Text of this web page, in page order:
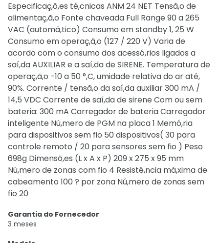
Especificaç,õ,es té,cnicas ANM 24 NET Tensã,o de
alimentaç,ã,o Fonte chaveada Full Range 90 a 265
VAC (automá,tico) Consumo em standby 1, 25 W
Consumo em operaç,ã,o (127 / 220 V) Varia de
acordo com o consumo dos acessó,rios ligados a
saí,da AUXILIAR e a saí,da de SIRENE. Temperatura de
operaç,ã,o -10 a 50 °,C, umidade relativa do ar até,
90%. Corrente / tensã,o da saí,da auxiliar 300 mA /
14,5 VDC Corrente de saí,da de sirene Com ou sem
bateria: 300 mA Carregador de bateria Carregador
inteligente Nú,mero de PGM na placa 1 Memó,ria
para dispositivos sem fio 50 dispositivos( 30 para
controle remoto / 20 para sensores sem fio ) Peso
698g Dimensõ,es (L x A x P) 209 x 275 x 95 mm
Nú,mero de zonas com fio 4 Resistê,ncia má,xima de
cabeamento 100 ? por zona Nú,mero de zonas sem
fio 20
Garantia do Fornecedor
3 meses